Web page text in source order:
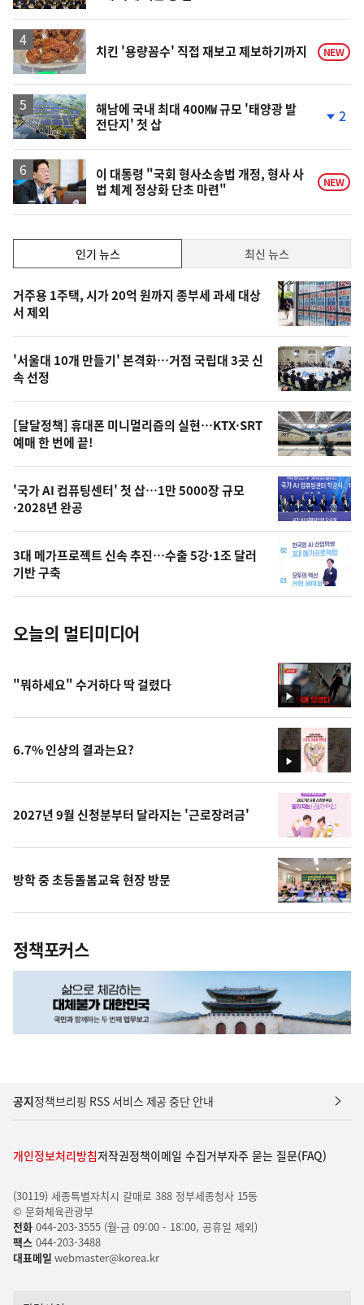
승
치킨 '용량꼼수' 직접 재보고 제보하기까지 NEW
해남에 국내 최대 400㎿ 규모 '태양광 발
전단지' 첫 삽
락
2
이 대통령 "국회 형사소송법 개정, 형사 사
법 체계 정상화 단초 마련"
NEW
기,
최
신,
오
늘
의
영
상
오
늘
사
진
인기 뉴스 최신 뉴스
기
뉴
스
거주용 1주택, 시가 20억 원까지 종부세 과세 대상
서 제외
'서울대 10개 만들기' 본격화…거점 국립대 3곳 신
속 선정
[달달정책] 휴대폰 미니멀리즘의 실현…KTX·SRT
예매 한 번에 끝!
'국가 AI 컴퓨팅센터' 첫 삽…1만 5000장 규모
·2028년 완공
3대 메가프로젝트 신속 추진…수출 5강·1조 달러
기반 구축
오늘의 멀티미디어
영
상
"뭐하세요" 수거하다 딱 걸렸다
영
상
6.7% 인상의 결과는요?
2027년 9월 신청분부터 달라지는 '근로장려금'
방학 중 초등돌봄교육 현장 방문
정책포커스
공지정책브리핑 RSS 서비스 제공 중단 안내
개인정보처리방침저작권정책이메일 수집거부자주 묻는 질문(FAQ)
(30119) 세종특별자치시 갈매로 388 정부세종청사 15동
© 문화체육관광부
전화044-203-3555 (월-금 09:00 - 18:00, 공휴일 제외)
팩스044-203-3488
대표메일 webmaster@korea.kr